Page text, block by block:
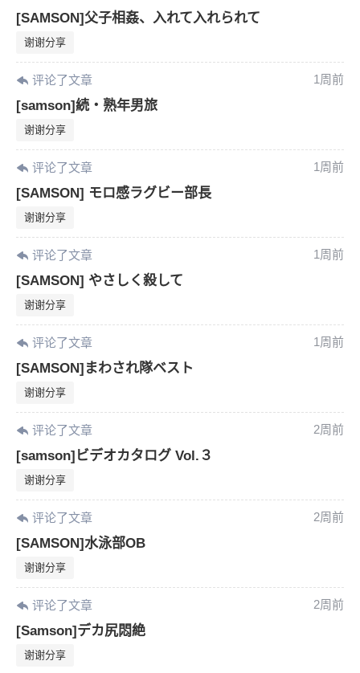
[SAMSON]父子相姦、入れて入れられて
谢谢分享
评论了文章 1周前
[samson]続・熟年男旅
谢谢分享
评论了文章 1周前
[SAMSON] モロ感ラグビー部長
谢谢分享
评论了文章 1周前
[SAMSON] やさしく殺して
谢谢分享
评论了文章 1周前
[SAMSON]まわされ隊ベスト
谢谢分享
评论了文章 2周前
[samson]ビデオカタログ Vol.３
谢谢分享
评论了文章 2周前
[SAMSON]水泳部OB
谢谢分享
评论了文章 2周前
[Samson]デカ尻悶絶
谢谢分享